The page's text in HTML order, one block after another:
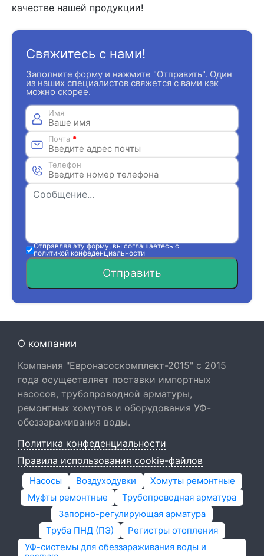
качестве нашей продукции!
Свяжитесь с нами!
Заполните форму и нажмите "Отправить". Один
из наших специалистов свяжется с вами как
можно скорее.
Имя
Почта *
Телефон
Отправляя эту форму, вы соглашаетесь с
политикой конфеденциальности
Отправить
О компании
Компания "Евронасоскомплект-2015" с 2015
года осуществляет поставки импортных
насосов, трубопроводной арматуры,
ремонтных хомутов и оборудования УФ-
обеззараживания воды.
Политика конфеденциальности
Правила использования cookie-файлов
Насосы Воздуходувки
Хомуты ремонтные
Муфты ремонтные
Трубопроводная арматура
Запорно-регулирующая арматура
Труба ПНД (ПЭ)
Регистры отопления
УФ-системы для обеззараживания воды и